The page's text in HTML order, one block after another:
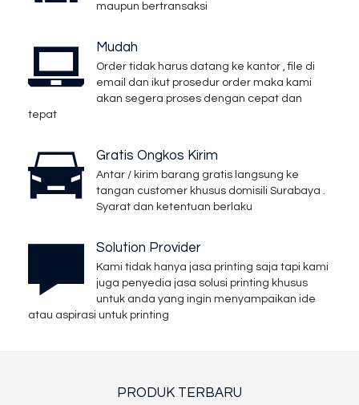
maupun bertransaksi
Mudah
Order tidak harus datang ke kantor , file di
email dan ikut prosedur order maka kami
akan segera proses dengan cepat dan
tepat
Gratis Ongkos Kirim
Antar / kirim barang gratis langsung ke
tangan customer khusus domisili Surabaya .
Syarat dan ketentuan berlaku
Solution Provider
Kami tidak hanya jasa printing saja tapi kami
juga penyedia jasa solusi printing khusus
untuk anda yang ingin menyampaikan ide
atau aspirasi untuk printing
PRODUK TERBARU